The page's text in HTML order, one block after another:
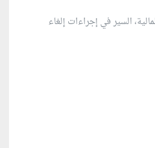
السير في إجراءات إلغاء